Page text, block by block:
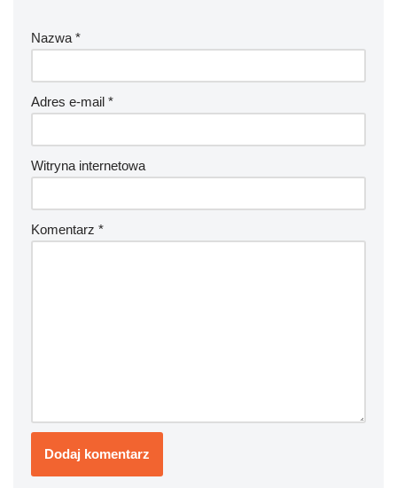
Nazwa *
Adres e-mail *
Witryna internetowa
Komentarz *